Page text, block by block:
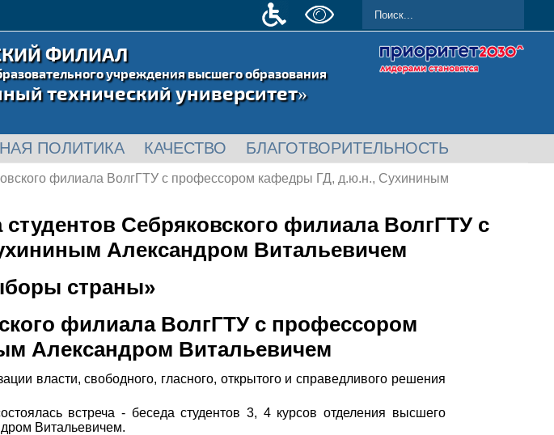
ФИЛИАЛ
учреждения высшего образования
технический университет»
ПОЛИТИКА КАЧЕСТВО БЛАГОТВОРИТЕЛЬНОСТЬ
филиала ВолгГТУ с профессором кафедры ГД, д.ю.н., Сухининым
Себряковского филиала ВолгГТУ с
Александром Витальевичем
страны»
филиала ВолгГТУ с профессором
Александром Витальевичем
власти, свободного, гласного, открытого и справедливого решения
встреча - беседа студентов 3, 4 курсов отделения высшего
Витальевичем.